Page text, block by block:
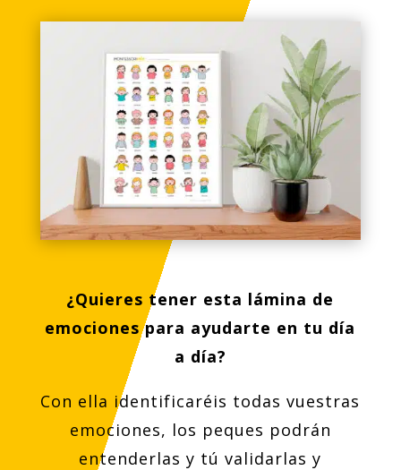
¿Quieres tener esta lámina de
emociones para ayudarte en tu día
a día?
Con ella identificaréis todas vuestras
emociones, los peques podrán
entenderlas y tú validarlas y